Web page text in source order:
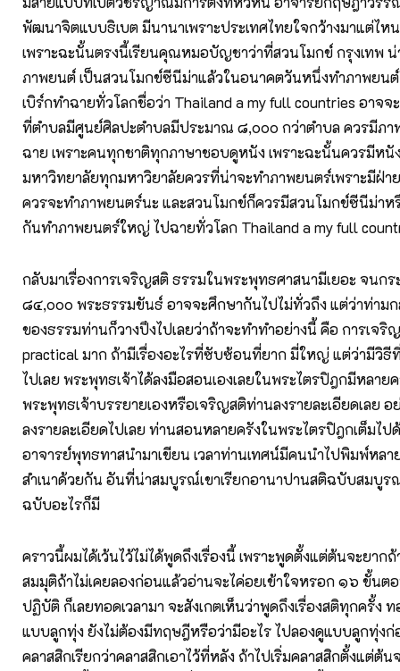
พัฒนาจิตแบบธิเบต มีนานาเพราะประเทศไทยใจกว้างมาแต่ไห
เพราะฉะนั้นตรงนี้เรียนคุณหมอบัญชาว่าที่สวนโมกข์ กรุงเทพ
ภาพยนต์ เป็นสวนโมกข์ซีนีม่าแล้วในอนาคตวันหนึ่งทำภาพย
เบิร์กทำฉายทั่วโลกชื่อว่า Thailand a my full countries อาจ
ที่ตำบลมีศูนย์ศิลปะตำบลมีประมาณ ๘,๐๐๐ กว่าตำบล ควรมีภา
ฉาย เพราะคนทุกชาติทุกภาษาชอบดูหนัง เพราะฉะนั้นควรมีหนั
มหาวิทยาลัยทุกมหาวิยาลัยควรที่น่าจะทำภาพยนตร์เพราะมีฝ่า
ควรจะทำภาพยนตร์นะ และสวนโมกข์ก็ควรมีสวนโมกข์ซีนีม่าห
กันทำภาพยนตร์ใหญ่ ไปฉายทั่วโลก Thailand a my full
กลับมาเรื่องการเจริญสติ ธรรมในพระพุทธศาสนามีเยอะ จนกร
๘๔,๐๐๐ พระธรรมขันธ์ อาจจะศึกษากันไปไม่ทั่วถึง แต่ว่าท่ามก
ของธรรมท่านก็วางปึงไปเลยว่าถ้าจะทำทำอย่างนี้ คือ การเจริ
practical มาก ถ้ามีเรื่องอะไรที่ซับซ้อนที่ยาก มี่ใหญ่ แต่ว่ามีวิธี
ไปเลย พระพุทธเจ้าได้ลงมือสอนเองเลยในพระไตรปิฎกมีหลาย
พระพุทธเจ้าบรรยายเองหรือเจริญสติท่านลงรายละเอียดเลย อ
ลงรายละเอียดไปเลย ท่านสอนหลายครังในพระไตรปิฎกเต็มไป
อาจารย์พุทธทาสนำมาเขียน เวลาท่านเทศน์มีคนนำไปพิมพ์หลา
สำเนาด้วยกัน อันที่น่าสมบูรณ์เขาเรียกอานาปานสติฉบับสมบู
ฉบับอะไรก็มี
คราวนี้ผมได้เว้นไว้ไม่ได้พูดถึงเรื่องนี้ เพราะพูดตั้งแต่ต้นจะยาก
สมมุติถ้าไม่เคยลองก่อนแล้วอ่านจะไค่อยเข้าใจหรอก ๑๖ ขั้นต
ปฏิบัติ ก็เลยทอดเวลามา จะสังเกตเห็นว่าพูดถึงเรื่องสติทุกครั้ง
แบบลูกทุ่ง ยังไม่ต้องมีทฤษฎีหรือว่ามีอะไร ไปลองดูแบบลูกทุ่ง
คลาสสิกเรียกว่าคลาสสิกเอาไว้ที่หลัง ถ้าไปเริ่มคลาสสิกตั้งแต่ต้น